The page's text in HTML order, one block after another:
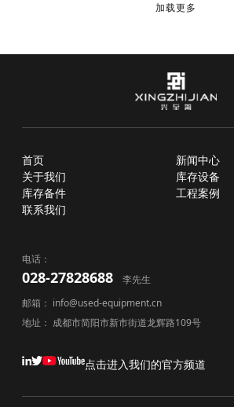
加载更多
电话：
028-27828688 李先生
邮箱： info@used-equipment.cn
地址： 成都市简阳市新市街道龙辉路109号
点击进入我们的官方频道
首页
新闻中心
关于我们
库存设备
库存备件
工程案例
联系我们